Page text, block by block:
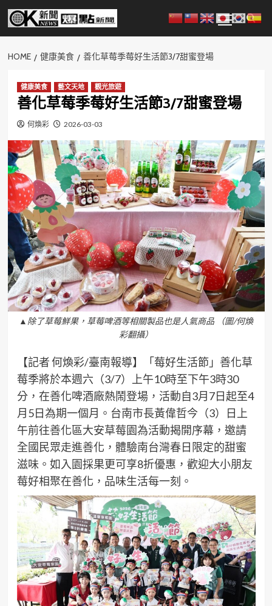
Skip
content
Menu
HOME 健康美食 善化草莓季莓好生活節3/7甜蜜登場
健康美食 藝文天地 觀光旅遊
善化草莓季莓好生活節3/7甜蜜登場
何煥彩 2026-03-03
▲除了草莓鮮果，草莓啤酒等相關製品也是人氣商品 （圖/何煥
彩翻攝）
【記者 何煥彩/臺南報導】「莓好生活節」善化草
莓季將於本週六（3/7）上午10時至下午3時30
分，在善化啤酒廠熱鬧登場，活動自3月7日起至4
月5日為期一個月。台南市長黃偉哲今（3）日上
午前往善化區大安草莓園為活動揭開序幕，邀請
全國民眾走進善化，體驗南台灣春日限定的甜蜜
滋味。如入園採果更可享8折優惠，歡迎大小朋友
莓好相聚在善化，品味生活每一刻。